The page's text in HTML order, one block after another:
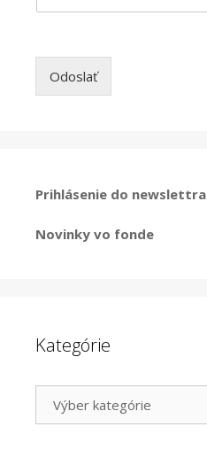
Odoslať
Prihlásenie do newslettra
Novinky vo fonde
Kategórie